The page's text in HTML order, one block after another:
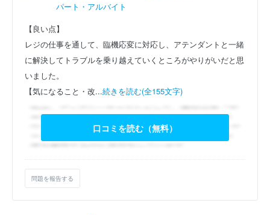
パート・アルバイト
【良い点】
レジの仕事を通して、臨機応変に対応し、アテンダントと一緒
に解決してトラブルを乗り越えていくところがやりがいだと思
いました。
【気になること・改...続きを読む(全155文字)
口コミを読む（無料）
問題を報告する